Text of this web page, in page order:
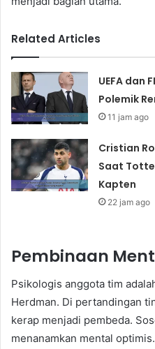
Related Articles
UEFA dan
Polemik
11 jam ago
Cristian
Saat
Kapten
22 jam ago
Pembinaan
Psikologis anggota tim
Herdman. Di pertandingan
kerap menjadi pembeda.
menanamkan mental